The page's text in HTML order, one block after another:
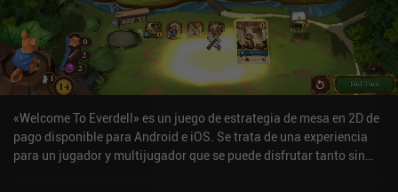
«Welcome To Everdell» es un juego de estrategia de mesa en 2D de
pago disponible para Android e iOS. Se trata de una experiencia
para un jugador y multijugador que se puede disfrutar tanto sin